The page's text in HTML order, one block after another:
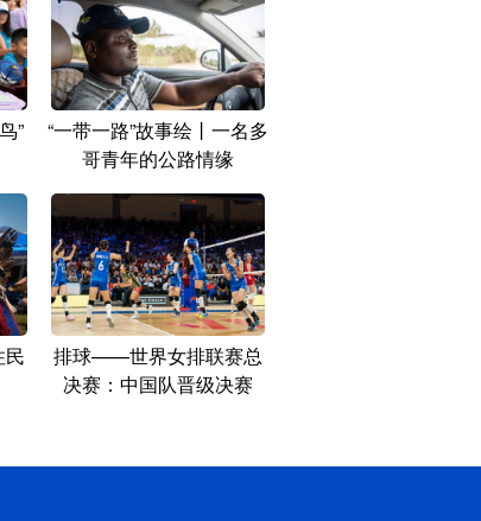
”
“一带一路”故事绘丨一名多
哥青年的公路情缘
民
排球——世界女排联赛总
决赛：中国队晋级决赛